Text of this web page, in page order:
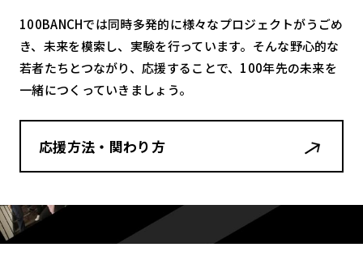
100BANCHでは同時多発的に様々なプロジェクトがうごめ
き、未来を模索し、実験を行っています。そんな野心的な
若者たちとつながり、応援することで、100年先の未来を
一緒につくっていきましょう。
応援方法・関わり方